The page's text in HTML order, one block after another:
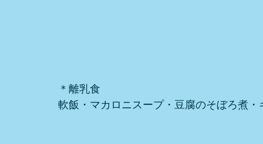
＊離乳食
軟飯・マカロニスープ・豆腐のそぼろ煮・